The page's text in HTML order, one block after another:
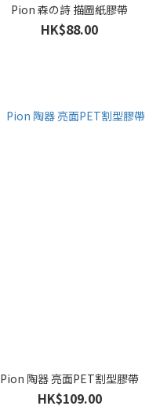
Pion 森の詩 描圖紙膠帶
HK$88.00
Pion 陶器 亮面PET割型膠帶
HK$109.00